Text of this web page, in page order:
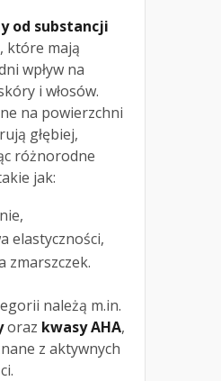
od substancji
, które mają
wpływ na
i włosów.
na powierzchni
głębiej,
różnorodne
jak:
elastyczności,
zmarszczek.
należą m.in.
oraz kwasy AHA,
z aktywnych